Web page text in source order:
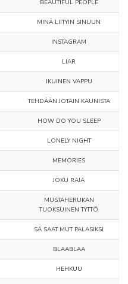
BEAUTIFUL PEOPLE
MINÄ LIITYIN SINUUN
INSTAGRAM
LIAR
IKUINEN VAPPU
TEHDÄÄN JOTAIN KAUNISTA
HOW DO YOU SLEEP
LONELY NIGHT
MEMORIES
JOKU RAJA
MUSTAHERUKAN
TUOKSUINEN TYTTÖ
SÄ SAAT MUT PALASIKSI
BLAABLAA
HEHKUU